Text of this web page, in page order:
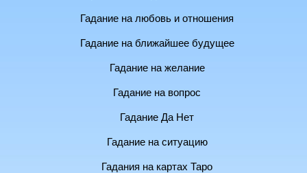
Гадание на любовь и отношения
Гадание на ближайшее будущее
Гадание на желание
Гадание на вопрос
Гадание Да Нет
Гадание на ситуацию
Гадания на картах Таро